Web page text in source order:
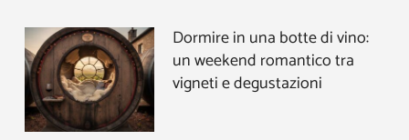
Dormire in una botte di vino:
un weekend romantico tra
vigneti e degustazioni